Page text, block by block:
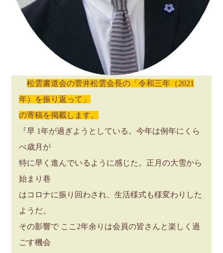
松雲書道会の菅井松雲会長の「令和三年（2021
年）を振り返って」
の寄稿を掲載します。
『早 1年が過ぎようとしている。今年は例年にくら
べ歳月が
特に早く進んでいるように感じた。正月の大雪から
始まり巷
はコロナに振り回わされ、生活様式も様変わりした
ようだ。
その影響で ここ2年余りは会員の皆さんと楽しく過
ごす機会